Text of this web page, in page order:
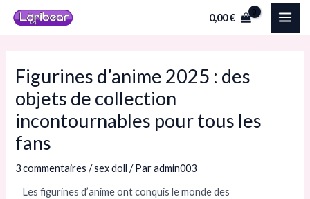
Aller
0,00€
Figurines d’anime 2025 : des
objets de collection
incontournables pour tous les
fans
3 commentaires /sex doll / Paradmin003
Les figurines d’anime ont conquis le monde des
Navigation
des